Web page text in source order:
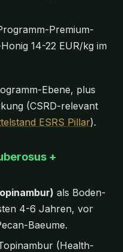
Premium-
14-22 EUR/kg im
Ebene, plus
(CSRD-relevant
ESRS Pillar).
+
als Boden-
4-6 Jahren, vor
Baeume.
(Health-